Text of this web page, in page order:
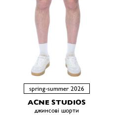
spring-summer 2026
ACNE STUDIOS
джинсові шорти